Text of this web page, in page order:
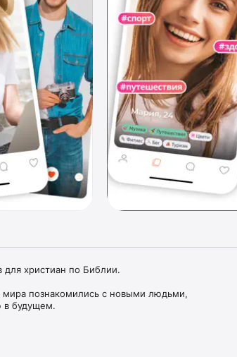
христиан по Библии.
мира познакомились с новыми людьми,
в будущем.